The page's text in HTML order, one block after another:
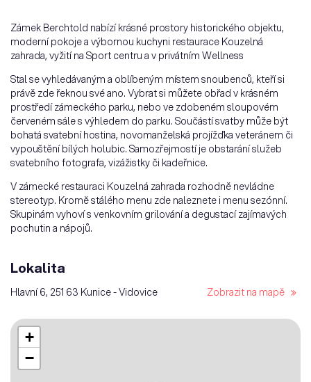
Zámek Berchtold nabízí krásné prostory historického objektu,
moderní pokoje a výbornou kuchyni restaurace Kouzelná
zahrada, vyžití na Sport centru a v privátním Wellness
Stal se vyhledávaným a oblíbeným místem snoubenců, kteří si
právě zde řeknou své ano. Vybrat si můžete obřad v krásném
prostředí zámeckého parku, nebo ve zdobeném sloupovém
červeném sále s výhledem do parku. Součástí svatby může být
bohatá svatební hostina, novomanželská projížďka veteránem či
vypouštění bílých holubic. Samozřejmostí je obstarání služeb
svatebního fotografa, vizážistky či kadeřnice.
V zámecké restauraci Kouzelná zahrada rozhodně nevládne
stereotyp. Kromě stálého menu zde naleznete i menu sezónní.
Skupinám vyhoví s venkovním grilování a degustací zajímavých
pochutin a nápojů.
Lokalita
Hlavní 6, 251 63 Kunice - Vidovice Zobrazit na mapě
+
−